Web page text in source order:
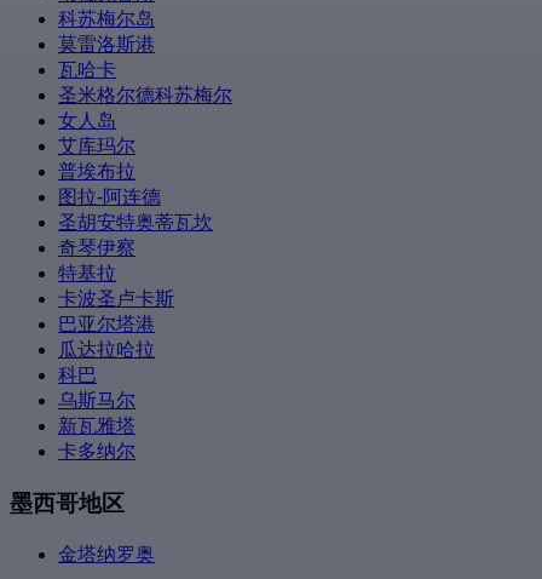
科苏梅尔岛
莫雷洛斯港
瓦哈卡
圣米格尔德科苏梅尔
女人岛
艾库玛尔
普埃布拉
图拉-阿连德
圣胡安特奥蒂瓦坎
奇琴伊察
特基拉
卡波圣卢卡斯
巴亚尔塔港
瓜达拉哈拉
科巴
乌斯马尔
新瓦雅塔
卡多纳尔
墨西哥地区
金塔纳罗奥